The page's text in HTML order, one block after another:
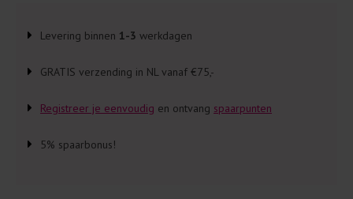
Levering binnen 1-3 werkdagen
GRATIS verzending in NL vanaf €75,-
Registreer je eenvoudig en ontvang spaarpunten
5% spaarbonus!